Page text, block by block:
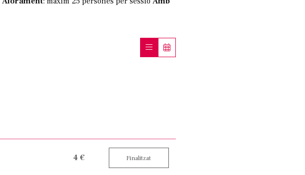
4 € Finalitzat